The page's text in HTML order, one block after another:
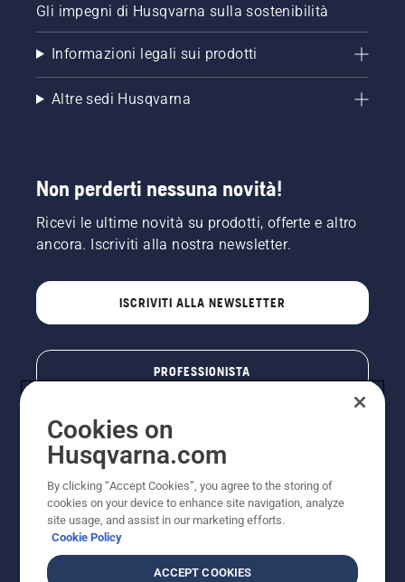
Gli impegni di Husqvarna sulla sostenibilità
Informazioni legali sui prodotti
Altre sedi Husqvarna
Non perderti nessuna novità!
Ricevi le ultime novità su prodotti, offerte e altro
ancora. Iscriviti alla nostra newsletter.
ISCRIVITI ALLA NEWSLETTER
PROFESSIONISTA
© Husqvarna AB (publ). Tutti i diritti riservati. I prezzi
Cookies on
Husqvarna.com
By clicking “Accept Cookies”, you agree to the storing of
cookies on your device to enhance site navigation, analyze
site usage, and assist in our marketing efforts.
Cookie Policy
ACCEPT COOKIES